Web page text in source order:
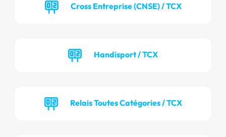
Cross Entreprise (CNSE) / TCX
Handisport / TCX
Relais Toutes Catégories / TCX